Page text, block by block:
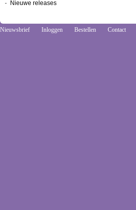
Nieuwe releases
Nieuwsbrief Inloggen Bestellen Contact